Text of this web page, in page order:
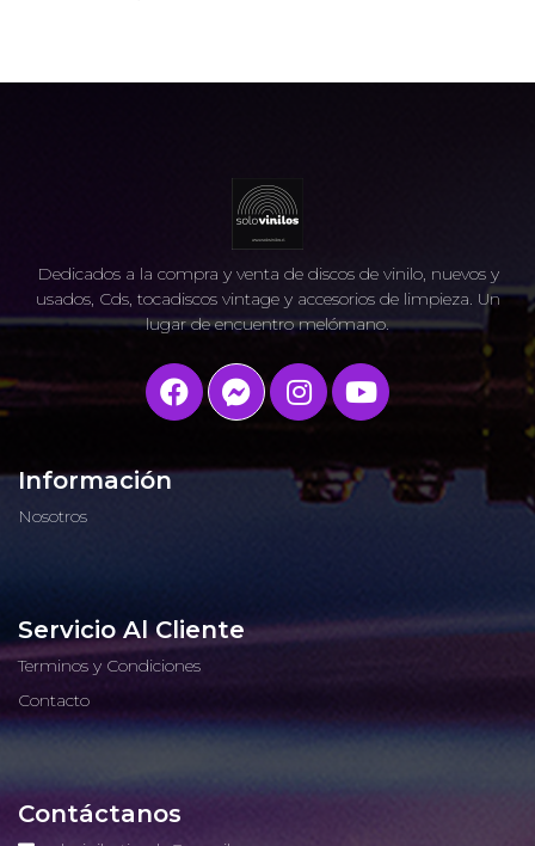
Dedicados a la compra y venta de discos de vinilo, nuevos y
usados, Cds, tocadiscos vintage y accesorios de limpieza. Un
lugar de encuentro melómano.
Información
Nosotros
Servicio Al Cliente
Terminos y Condiciones
Contacto
Contáctanos